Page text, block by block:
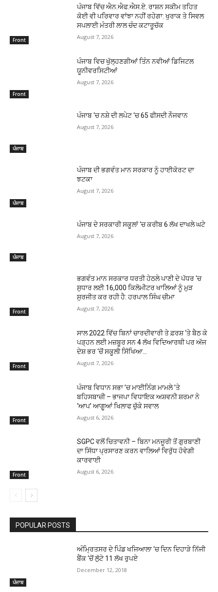
Front
ਪੰਜਾਬ ਵਿੱਚ ਐਨ.ਐਫ.ਐਸ.ਏ. ਰਾਸ਼ਨ ਸਕੀਮ ਤਹਿਤ
ਕੋਈ ਵੀ ਪਰਿਵਾਰ ਵਾਂਝਾ ਨਹੀਂ ਰਹੇਗਾ: ਖੁਰਾਕ ਤੇ ਸਿਵਲ
ਸਪਲਾਈ ਮੰਤਰੀ ਲਾਲ ਚੰਦ ਕਟਾਰੂਚੱਕ
August 7, 2026
Front
ਪੰਜਾਬ ਵਿਚ ਖੁੱਲ੍ਹਣਗੀਆਂ ਤਿੰਨ ਨਵੀਆਂ ਡਿਜਿਟਲ
ਯੂਨੀਵਰਸਿਟੀਆਂ
August 7, 2026
ਪੰਜਾਬ
ਪੰਜਾਬ ‘ਚ ਨਸ਼ੇ ਦੀ ਲਪੇਟ ‘ਚ 65 ਫੀਸਦੀ ਨੌਜਵਾਨ
August 7, 2026
ਪੰਜਾਬ
ਪੰਜਾਬ ਦੀ ਭਗਵੰਤ ਮਾਨ ਸਰਕਾਰ ਨੂੰ ਹਾਈਕੋਰਟ ਦਾ
ਝਟਕਾ
August 7, 2026
ਪੰਜਾਬ
ਪੰਜਾਬ ਦੇ ਸਰਕਾਰੀ ਸਕੂਲਾਂ ‘ਚ ਕਰੀਬ 6 ਲੱਖ ਦਾਖਲੇ ਘਟੇ
August 7, 2026
Front
ਭਗਵੰਤ ਮਾਨ ਸਰਕਾਰ ਧਰਤੀ ਹੇਠਲੇ ਪਾਣੀ ਦੇ ਪੱਧਰ ‘ਚ
ਸੁਧਾਰ ਲਈ 16,000 ਕਿਲੋਮੀਟਰ ਖਾਲਿਆਂ ਨੂੰ ਮੁੜ
ਸੁਰਜੀਤ ਕਰ ਰਹੀ ਹੈ: ਹਰਪਾਲ ਸਿੰਘ ਚੀਮਾ
August 7, 2026
Front
ਸਾਲ 2022 ਵਿੱਚ ਬਿਨਾਂ ਚਾਰਦੀਵਾਰੀ ਤੇ ਫ਼ਰਸ਼ ‘ਤੇ ਬੈਠ ਕੇ
ਪੜ੍ਹਨ ਲਈ ਮਜ਼ਬੂਰ ਸਨ 4 ਲੱਖ ਵਿਦਿਆਰਥੀ ਪਰ ਅੱਜ
ਦੇਸ਼ ਭਰ ‘ਚੋਂ ਸਕੂਲੀ ਸਿੱਖਿਆ...
August 7, 2026
Front
ਪੰਜਾਬ ਵਿਧਾਨ ਸਭਾ ’ਚ ਮਾਈਨਿੰਗ ਮਾਮਲੇ ’ਤੇ
ਬਹਿਸਬਾਜ਼ੀ – ਭਾਜਪਾ ਵਿਧਾਇਕ ਅਸ਼ਵਨੀ ਸ਼ਰਮਾ ਨੇ
‘ਆਪ’ ਆਗੂਆਂ ਖਿਲਾਫ ਚੁੱਕੇ ਸਵਾਲ
August 6, 2026
Front
SGPC ਵਲੋਂ ਚਿਤਾਵਨੀ – ਬਿਨਾ ਮਨਜੂਰੀ ਤੋਂ ਗੁਰਬਾਣੀ
ਦਾ ਸਿੱਧਾ ਪ੍ਰਸਾਰਣ ਕਰਨ ਵਾਲਿਆਂ ਵਿਰੁੱਧ ਹੋਵੇਗੀ
ਕਾਰਵਾਈ
August 6, 2026
POPULAR POSTS
ਪੰਜਾਬ
ਅੰਮ੍ਰਿਤਸਰ ਦੇ ਪਿੰਡ ਖਜਿਆਲਾ ‘ਚ ਦਿਨ ਦਿਹਾੜੇ ਨਿੱਜੀ
ਬੈਂਕ ‘ਚੋਂ ਲੁੱਟੇ 11 ਲੱਖ ਰੁਪਏ
December 12, 2018